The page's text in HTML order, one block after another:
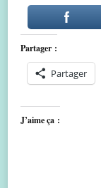
Partager :
Partager
J’aime ça :